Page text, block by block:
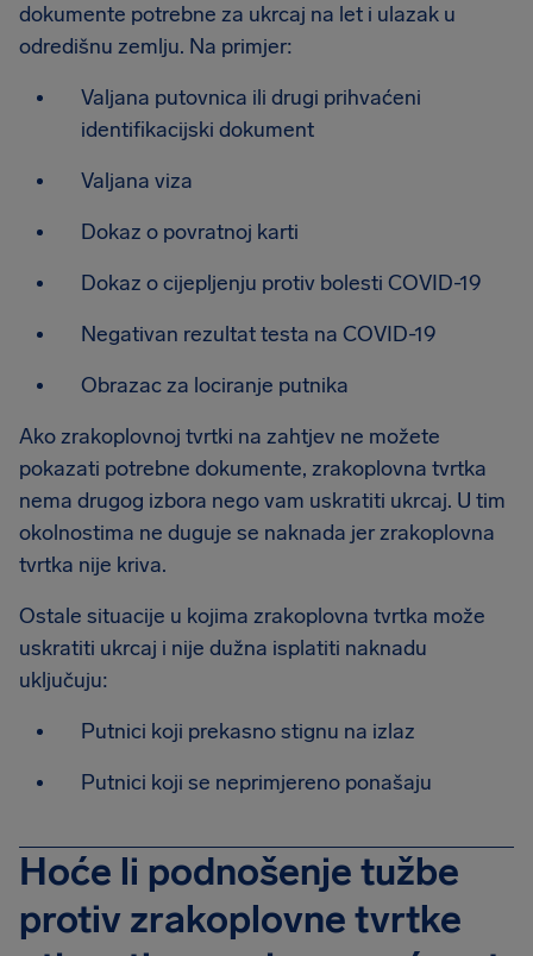
dokumente potrebne za ukrcaj na let i ulazak u
odredišnu zemlju. Na primjer:
Valjana putovnica ili drugi prihvaćeni
identifikacijski dokument
Valjana viza
Dokaz o povratnoj karti
Dokaz o cijepljenju protiv bolesti COVID-19
Negativan rezultat testa na COVID-19
Obrazac za lociranje putnika
Ako zrakoplovnoj tvrtki na zahtjev ne možete
pokazati potrebne dokumente, zrakoplovna tvrtka
nema drugog izbora nego vam uskratiti ukrcaj. U tim
okolnostima ne duguje se naknada jer zrakoplovna
tvrtka nije kriva.
Ostale situacije u kojima zrakoplovna tvrtka može
uskratiti ukrcaj i nije dužna isplatiti naknadu
uključuju:
Putnici koji prekasno stignu na izlaz
Putnici koji se neprimjereno ponašaju
Hoće li podnošenje tužbe
protiv zrakoplovne tvrtke